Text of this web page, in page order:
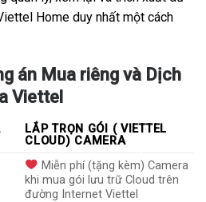
Home duy nhất một cách
án Mua riêng và Dịch
Viettel
LẮP TRỌN GÓI ( VIETTEL
CLOUD) CAMERA
Miễn phí (tặng kèm) Camera
khi mua gói lưu trữ Cloud trên
đường Internet Viettel